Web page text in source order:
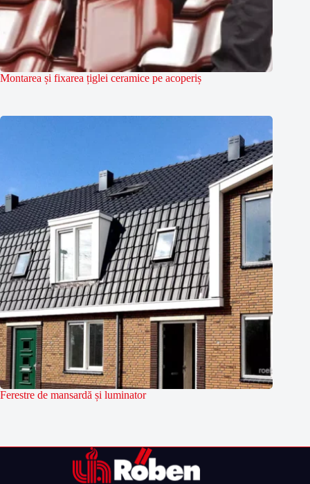
Montarea și fixarea țiglei ceramice pe acoperiș
Ferestre de mansardă și luminator